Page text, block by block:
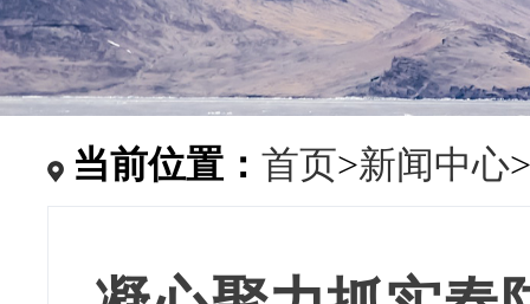
当前位置： 首页>新闻中心>